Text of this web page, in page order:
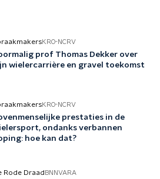
KRO-NCRV
prof Thomas Dekker over
wielercarrière en gravel toekomst
KRO-NCRV
prestaties in de
ondanks verbannen
hoe kan dat?
Rode Draad BNNVARA